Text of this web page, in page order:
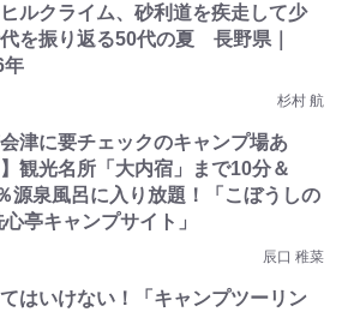
ルクライム、砂利道を疾走して少
を振り返る50代の夏 長野県｜
年
杉村 航
会津に要チェックのキャンプ場あ
観光名所「大内宿」まで10分＆
源泉風呂に入り放題！「こぼうしの
亭キャンプサイト」
辰口 稚菜
はいけない！「キャンプツーリン